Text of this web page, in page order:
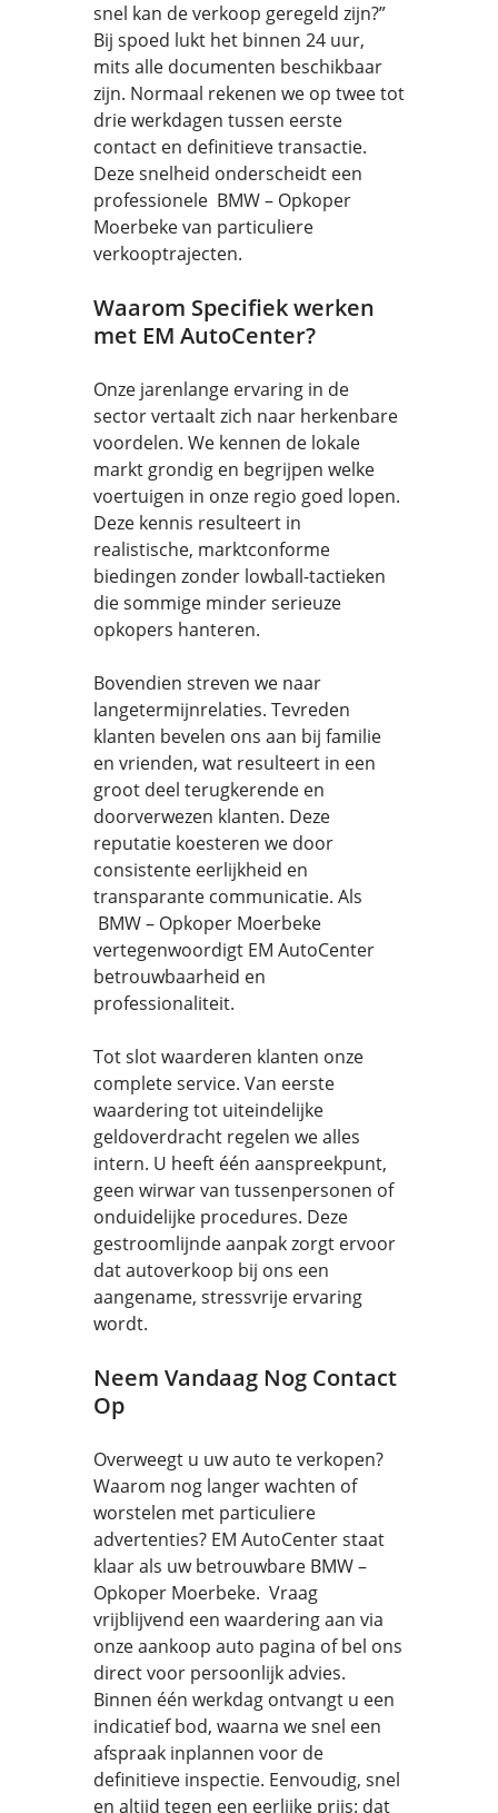
snel kan de verkoop geregeld zijn?”
Bij spoed lukt het binnen 24 uur,
mits alle documenten beschikbaar
zijn. Normaal rekenen we op twee tot
drie werkdagen tussen eerste
contact en definitieve transactie.
Deze snelheid onderscheidt een
professionele BMW – Opkoper
Moerbeke van particuliere
verkooptrajecten.
Waarom Specifiek werken
met EM AutoCenter?
Onze jarenlange ervaring in de
sector vertaalt zich naar herkenbare
voordelen. We kennen de lokale
markt grondig en begrijpen welke
voertuigen in onze regio goed lopen.
Deze kennis resulteert in
realistische, marktconforme
biedingen zonder lowball-tactieken
die sommige minder serieuze
opkopers hanteren.
Bovendien streven we naar
langetermijnrelaties. Tevreden
klanten bevelen ons aan bij familie
en vrienden, wat resulteert in een
groot deel terugkerende en
doorverwezen klanten. Deze
reputatie koesteren we door
consistente eerlijkheid en
transparante communicatie. Als
BMW – Opkoper Moerbeke
vertegenwoordigt EM AutoCenter
betrouwbaarheid en
professionaliteit.
Tot slot waarderen klanten onze
complete service. Van eerste
waardering tot uiteindelijke
geldoverdracht regelen we alles
intern. U heeft één aanspreekpunt,
geen wirwar van tussenpersonen of
onduidelijke procedures. Deze
gestroomlijnde aanpak zorgt ervoor
dat autoverkoop bij ons een
aangename, stressvrije ervaring
wordt.
Neem Vandaag Nog Contact
Op
Overweegt u uw auto te verkopen?
Waarom nog langer wachten of
worstelen met particuliere
advertenties? EM AutoCenter staat
klaar als uw betrouwbare BMW –
Opkoper Moerbeke. Vraag
vrijblijvend een waardering aan via
onze aankoop auto pagina of bel ons
direct voor persoonlijk advies.
Binnen één werkdag ontvangt u een
indicatief bod, waarna we snel een
afspraak inplannen voor de
definitieve inspectie. Eenvoudig, snel
en altijd tegen een eerlijke prijs: dat